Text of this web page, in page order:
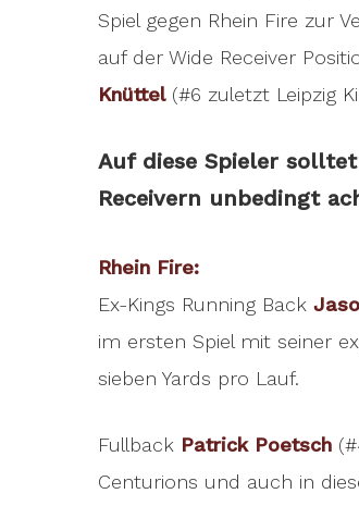
Spiel gegen Rhein Fire zur
auf der Wide Receiver
Knüttel(#6 zuletzt Leipzig
Auf diese Spieler
Receivern unbedingt
Rhein Fire:
Ex-Kings Running Back
im ersten Spiel mit seiner
sieben Yards pro Lauf.
Fullback Patrick Poetsch
Centurions und auch in